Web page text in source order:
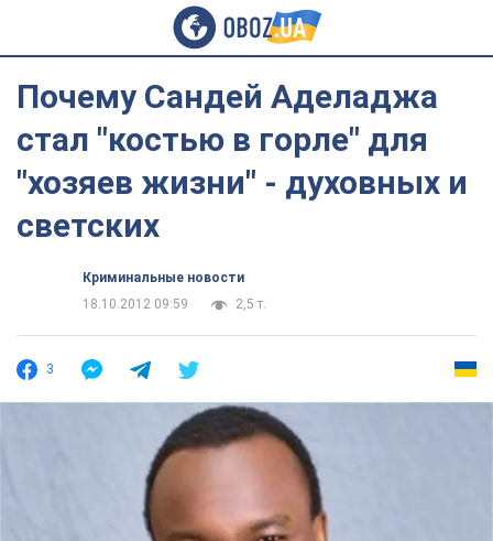
Почему Сандей Аделаджа
стал "костью в горле" для
"хозяев жизни" - духовных и
светских
Криминальные новости
18.10.2012 09:59
2,5 т.
3